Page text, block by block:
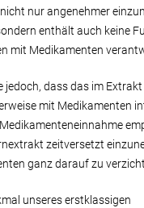
nur angenehmer
enthält auch keine
mit Medikamenten
jedoch, dass das im
mit Medikamenten
zeitversetzt
ganz darauf zu
unseres erstklassigen